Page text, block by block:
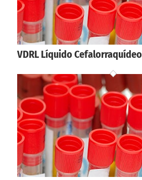
VDRL Líquido Cefalorraquídeo